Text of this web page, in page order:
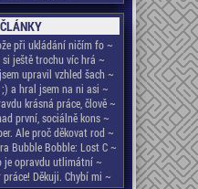
při ukládání ničím fo ~
si ještě trochu víc hrá ~
upravil vzhled šach ~
a hral jsem na ni asi ~
krásná práce, člově ~
první, sociálně kons ~
Ale proč děkovat rod ~
Bubble Bobble: Lost C ~
je opravdu utlimátní ~
práce! Děkuji. Chybí mi ~